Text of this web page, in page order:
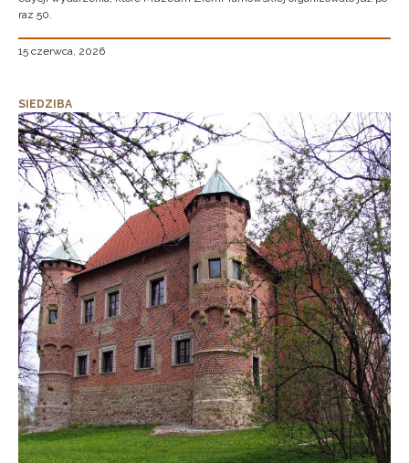
raz 50.
15 czerwca, 2026
SIEDZIBA